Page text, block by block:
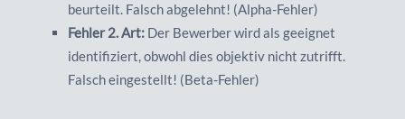
beurteilt. Falsch abgelehnt! (Alpha-Fehler)
Fehler 2. Art:Der Bewerber wird als geeignet
identifiziert, obwohl dies objektiv nicht zutrifft.
Falsch eingestellt! (Beta-Fehler)